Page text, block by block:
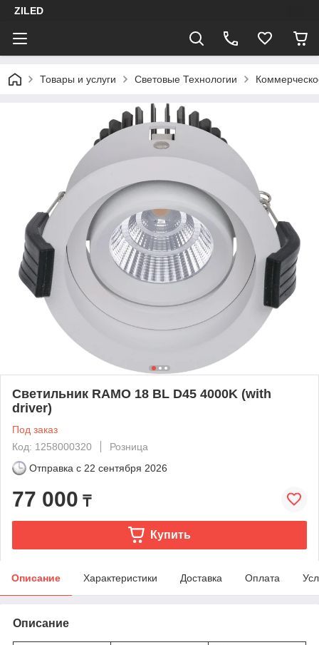
ZILED
Товары и услуги Световые Технологии
Светильник RAMO 18 BL D45 4000K (with
driver)
Под заказ
Код: 1258000320
Розница
Отправка с 22 сентября 2026
77 000 ₸
Купить
Описание Характеристики Доставка Оплата
Описание